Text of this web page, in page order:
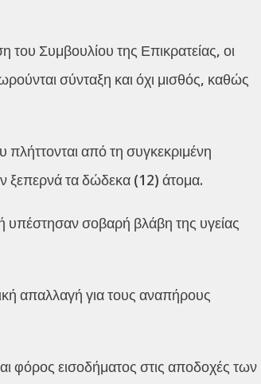
Συμβουλίου της Επικρατείας, οι
σύνταξη και όχι μισθός, καθώς
πλήττονται από τη συγκεκριμένη
ξεπερνά τα δώδεκα (12) άτομα.
υπέστησαν σοβαρή βλάβη της υγείας
απαλλαγή για τους αναπήρους
φόρος εισοδήματος στις αποδοχές των